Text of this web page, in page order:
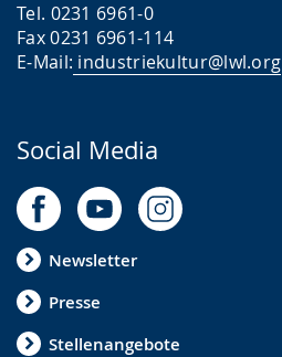
Tel. 0231 6961-0
Fax 0231 6961-114
E-Mail: industriekultur@lwl.org
Social Media
Newsletter
Presse
Stellenangebote